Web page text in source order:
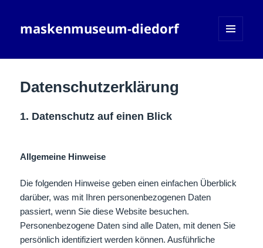
maskenmuseum-diedorf
Datenschutzerklärung
1. Datenschutz auf einen Blick
Allgemeine Hinweise
Die folgenden Hinweise geben einen einfachen Überblick
darüber, was mit Ihren personenbezogenen Daten
passiert, wenn Sie diese Website besuchen.
Personenbezogene Daten sind alle Daten, mit denen Sie
persönlich identifiziert werden können. Ausführliche